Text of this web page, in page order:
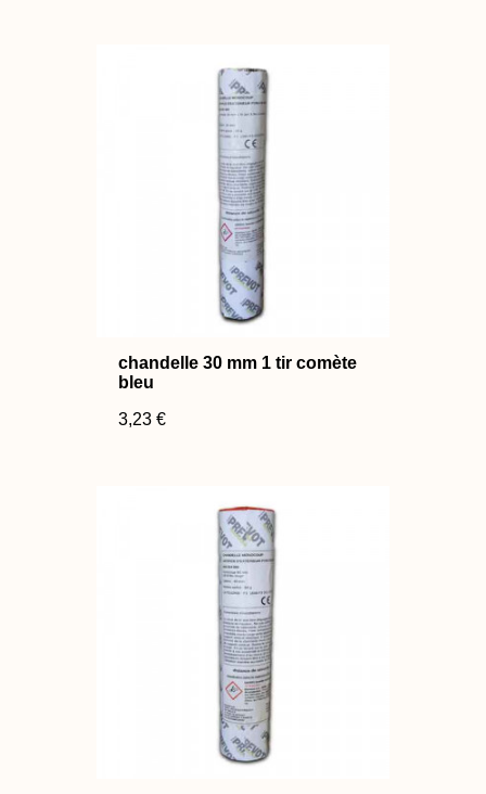
chandelle 30 mm 1 tir comète
bleu
3,23 €